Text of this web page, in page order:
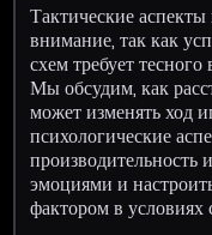
Тактические
внимание, так как
схем требует
Мы обсудим, как
может изменять ход
психологические
производительность
эмоциями и
фактором в условиях